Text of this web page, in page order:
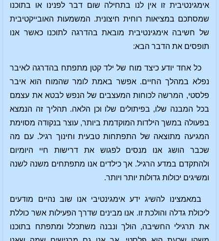
אימגינטיבית זו אין לנו בתחילה שום דבר לפנינו או בתוכנו
שמסתכם במציאות רוחית חיצונית. המשמעות האובייקטיבית
של חשיבה אימגינטיבית מובאת בהדרגה לתוכנו כאשר אנו
תופסים את הדבר הבא:
כל אחד יודע כיצד מוח של ילד קטן מתפתח בהדרגה לאיבר
נפלא במהלך החיים. אפשר באמת לומר שהמוח הוא איבר
פלסטי, המרשה לכוחות המעצבים של הנפש לבטא את עצמם
בכל המבנה שלו, בפיתולים שלו וכן הלאה. תהליך זה הנמצא
בפעולה במשך הילדות המוקדמת ביותר, עוצר בנקודה מסוימת
המגיעה מתוצאה של התפתחות טבעית וחינוך רגיל. עם מה
שכבר הושג אנו מנסים לפגוש את דרישות חיי היומיום
ולהתקדם במדע הרגיל. אך כילדים אנו מתפתחים משנה לשנה
ומשיגים יכולות גדולות יותר ויותר.
במאמצינו להשיג ידע אימגינטיבי אנו שוב נהיים מודעים
ליכולת גדלה והולכת זו. אנו מבינים שדרך הפעילות אשר כוללת
את תרגילי החשיבה, הולך ונבנה משתכלל ומתפתח בתוכנו